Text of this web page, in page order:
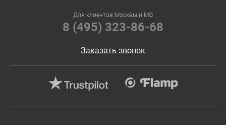
Для клиентов Москвы и МО
8 (495) 323-86-68
Заказать звонок